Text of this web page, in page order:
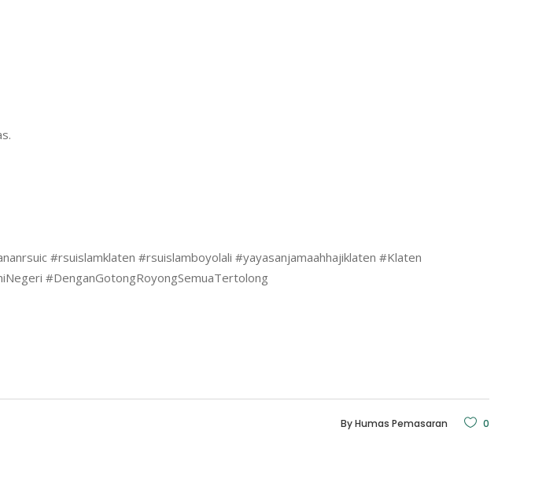
#rsuislamklaten #rsuislamboyolali #yayasanjamaahhajiklaten #Klaten
#DenganGotongRoyongSemuaTertolong
ByHumas Pemasaran 0